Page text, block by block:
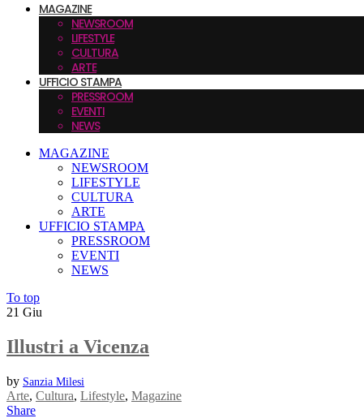
MAGAZINE
NEWSROOM
LIFESTYLE
CULTURA
ARTE
UFFICIO STAMPA
PRESSROOM
EVENTI
NEWS
MAGAZINE
NEWSROOM
LIFESTYLE
CULTURA
ARTE
UFFICIO STAMPA
PRESSROOM
EVENTI
NEWS
To top
21 Giu
Illustri a Vicenza
by Sanzia Milesi
Arte, Cultura, Lifestyle, Magazine
Share